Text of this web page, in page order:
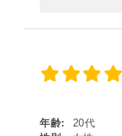
年齢:
20代